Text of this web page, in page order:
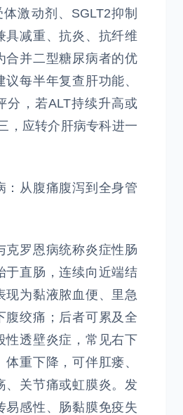
激动剂、SGLT2抑制
具减重、抗炎、抗纤维
合并二型糖尿病者的优
每半年复查肝功能、
分，若ALT持续升高或
，应转介肝病专科进一
：从腹痛腹泻到全身管
克罗恩病统称炎症性肠
于直肠，连续向近端结
现为黏液脓血便、里急
腹绞痛；后者可累及全
性透壁炎症，常见右下
重下降，可伴肛瘘、
、关节痛或虹膜炎。发
易感性、肠黏膜免疫失